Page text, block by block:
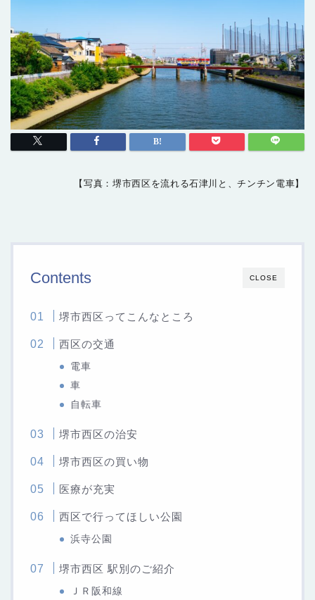
【写真：堺市西区を流れる石津川と、チンチン電車】
CLOSE
Contents
堺市西区ってこんなところ
西区の交通
電車
車
自転車
堺市西区の治安
堺市西区の買い物
医療が充実
西区で行ってほしい公園
浜寺公園
堺市西区 駅別のご紹介
ＪＲ阪和線